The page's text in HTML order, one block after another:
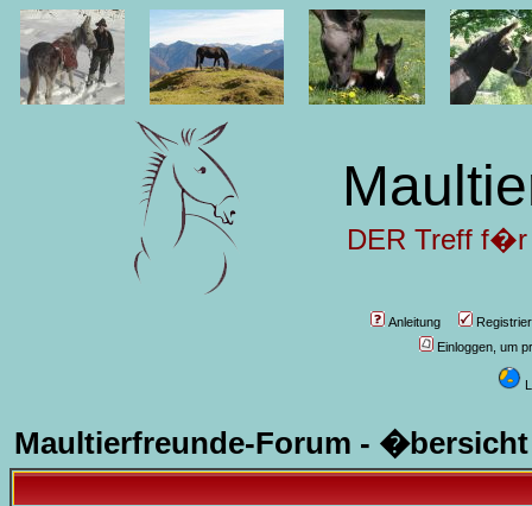
DER Treff f�r
Anleitung
Einloggen, um
Maultierfreunde-Forum - �bersicht